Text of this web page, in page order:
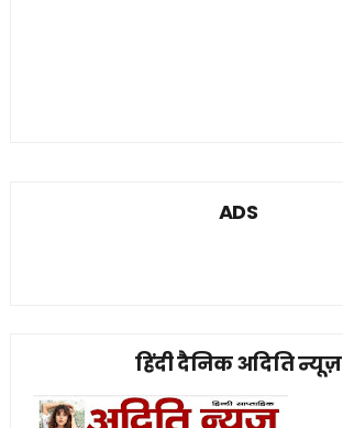
ADS
हिंदी दैनिक अदिति न्यूज़